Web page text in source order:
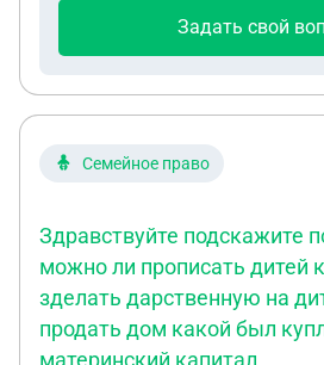
лишении родительских прав и
ли как-то прописать детей со
Квартира,в которой дети
Задать свой
Семейное право
Здравствуйте подскажите
можно ли прописать дитей
зделать дарственную на
продать дом какой был
материнский капитал